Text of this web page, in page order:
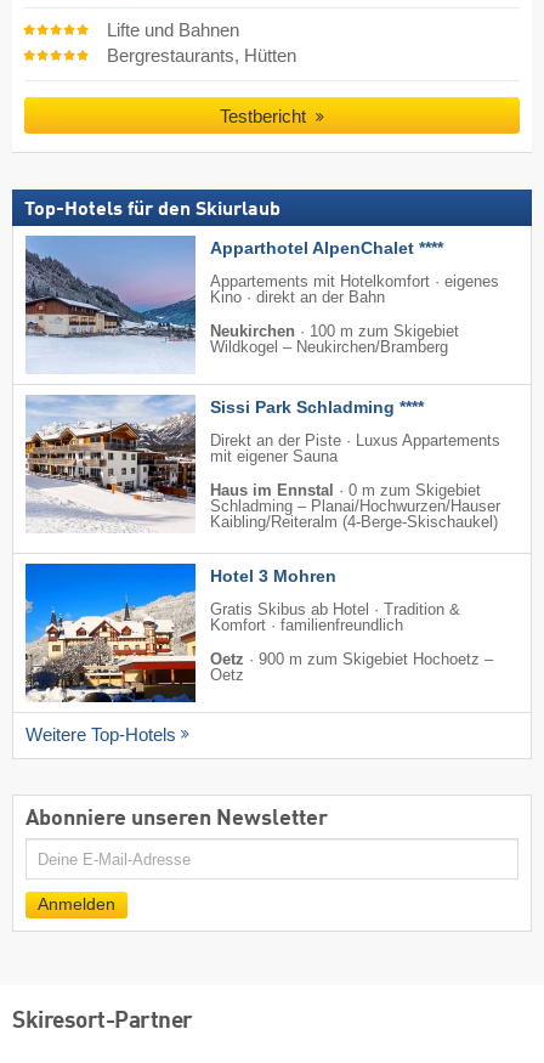
Lifte und Bahnen
Bergrestaurants, Hütten
Testbericht
Top-Hotels für den Skiurlaub
Apparthotel AlpenChalet ****
Appartements mit Hotelkomfort · eigenes
Kino · direkt an der Bahn
Neukirchen · 100 m zum Skigebiet
Wildkogel – Neukirchen/​Bramberg
Sissi Park Schladming ****
Direkt an der Piste · Luxus Appartements
mit eigener Sauna
Haus im Ennstal
· 0 m zum Skigebiet
Schladming – Planai/​Hochwurzen/​Hauser
Kaibling/​Reiteralm (4-Berge-Skischaukel)
Hotel 3 Mohren
Gratis Skibus ab Hotel · Tradition &
Komfort · familienfreundlich
Oetz · 900 m zum Skigebiet Hochoetz –
Oetz
Weitere Top-Hotels
Abonniere unseren Newsletter
E-
Anmelden
Skiresort-Partner